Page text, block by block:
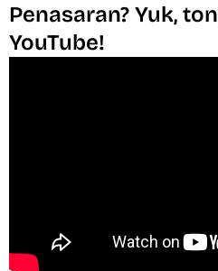
Penasaran? Yuk,
YouTube!